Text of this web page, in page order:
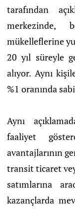
tarafından
merkezinde,
mükelleflerine
20 yıl süreyle
alıyor. Aynı
%1 oranında
Aynı
faaliyet
avantajlarının
transit ticaret
satımlarına
kazançlarda